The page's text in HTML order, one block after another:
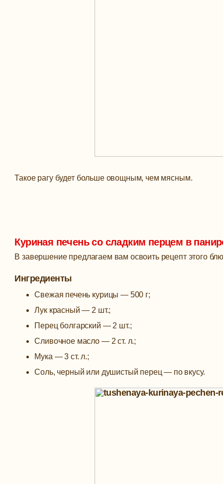
Такое рагу будет больше овощным, чем мясным.
Куриная печень со сладким перцем в
В завершение предлагаем вам освоить рецепт этого
Ингредиенты
Свежая печень курицы — 500 г;
Лук красный — 2 шт.;
Перец болгарский — 2 шт.;
Сливочное масло — 2 ст. л.;
Мука — 3 ст. л.;
Соль, черный или душистый перец — по вкусу.